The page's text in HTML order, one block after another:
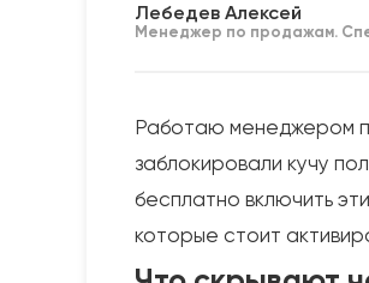
Лебедев Алексей
Менеджер по продажам.
Работаю менеджером
заблокировали кучу
бесплатно включить
которые стоит